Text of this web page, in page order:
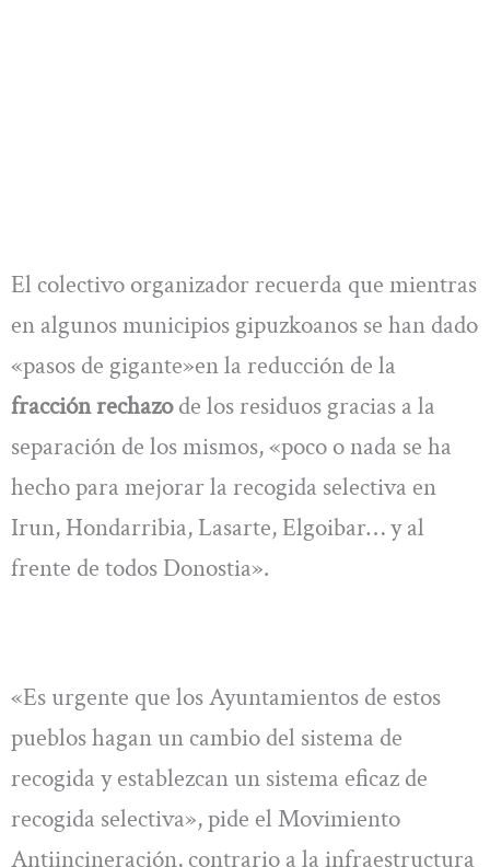
El colectivo organizador recuerda que mientras
en algunos municipios gipuzkoanos se han dado
«pasos de gigante»en la reducción de la
fracción rechazode los residuos gracias a la
separación de los mismos, «poco o nada se ha
hecho para mejorar la recogida selectiva en
Irun, Hondarribia, Lasarte, Elgoibar… y al
frente de todos Donostia».
«Es urgente que los Ayuntamientos de estos
pueblos hagan un cambio del sistema de
recogida y establezcan un sistema eficaz de
recogida selectiva», pide el Movimiento
Antiincineración, contrario a la infraestructura